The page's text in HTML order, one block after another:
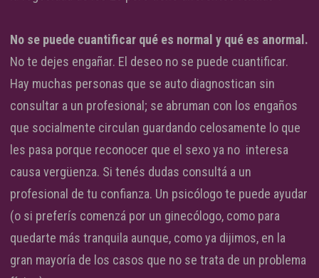
No se puede cuantificar qué es normal y qué es anormal.
No te dejes engañar. El deseo no se puede cuantificar.
Hay muchas personas que se auto diagnostican sin
consultar a un profesional; se abruman con los engaños
que socialmente circulan guardando celosamente lo que
les pasa porque reconocer que el sexo ya no interesa
causa vergüenza. Si tenés dudas consultá a un
profesional de tu confianza. Un psicólogo te puede ayudar
(o si preferís comenzá por un ginecólogo, como para
quedarte más tranquila aunque, como ya dijimos, en la
gran mayoría de los casos que no se trata de un problema